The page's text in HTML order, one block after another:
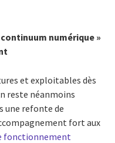
numérique »
et exploitables dès
reste néanmoins
une refonte de
fort aux
fonctionnement